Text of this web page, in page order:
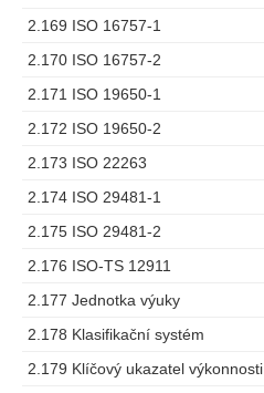
2.169 ISO 16757-1
2.170 ISO 16757-2
2.171 ISO 19650-1
2.172 ISO 19650-2
2.173 ISO 22263
2.174 ISO 29481-1
2.175 ISO 29481-2
2.176 ISO-TS 12911
2.177 Jednotka výuky
2.178 Klasifikační systém
2.179 Klíčový ukazatel výkonnosti